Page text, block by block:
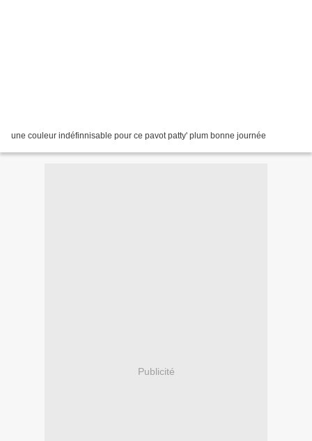
une couleur indéfinnisable pour ce pavot patty' plum bonne journée
Publicité